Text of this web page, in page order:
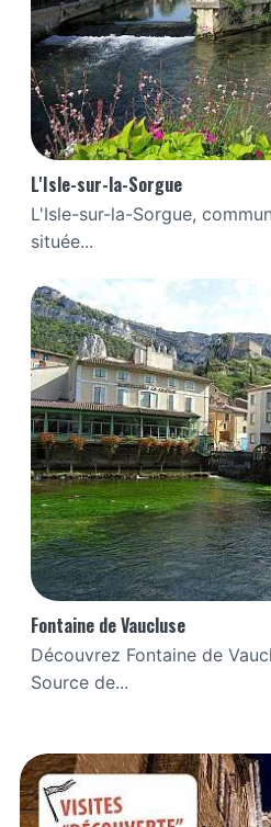
L'Isle-sur-la-Sorgue
L'Isle-sur-la-Sorgue,
située...
Fontaine de Vaucluse
Découvrez Fontaine de
Source de...